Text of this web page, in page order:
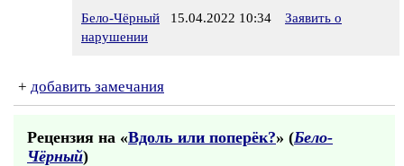
Бело-Чёрный 15.04.2022 10:34
Заявить о
нарушении
+ добавить замечания
Рецензия на «Вдоль или поперёк?» (Бело-
Чёрный)